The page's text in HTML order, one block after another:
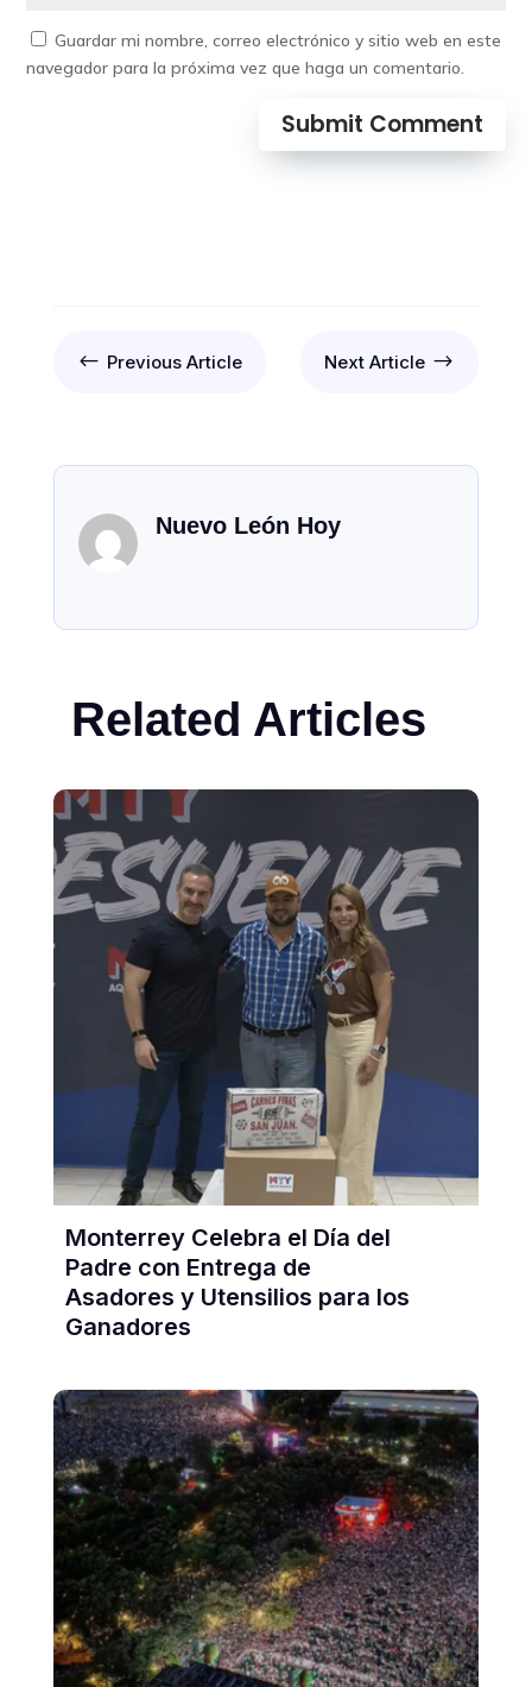
Guardar mi nombre, correo electrónico y sitio web en este
navegador para la próxima vez que haga un comentario.
Submit Comment
# Previous Article Next Article $
Nuevo León Hoy
Related Articles
Monterrey Celebra el Día del
Padre con Entrega de
Asadores y Utensilios para los
Ganadores